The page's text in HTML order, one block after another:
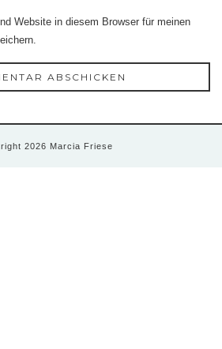
Website in diesem Browser für meinen
2026 Marcia Friese